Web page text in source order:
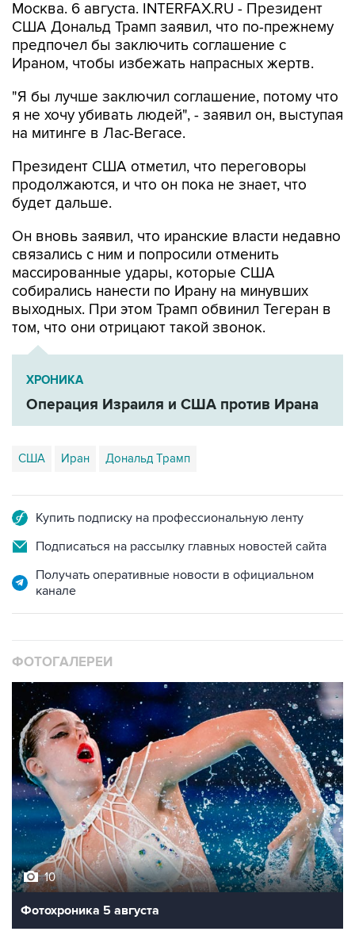
Москва. 6 августа. INTERFAX.RU - Президент
США Дональд Трамп заявил, что по-прежнему
предпочел бы заключить соглашение с
Ираном, чтобы избежать напрасных жертв.
"Я бы лучше заключил соглашение, потому что
я не хочу убивать людей", - заявил он, выступая
на митинге в Лас-Вегасе.
Президент США отметил, что переговоры
продолжаются, и что он пока не знает, что
будет дальше.
Он вновь заявил, что иранские власти недавно
связались с ним и попросили отменить
массированные удары, которые США
собирались нанести по Ирану на минувших
выходных. При этом Трамп обвинил Тегеран в
том, что они отрицают такой звонок.
ХРОНИКА
Операция Израиля и США против Ирана
США Иран Дональд Трамп
Купить подписку на профессиональную ленту
Подписаться на рассылку главных новостей сайта
Получать оперативные новости в официальном
канале
ФОТОГАЛЕРЕИ
10
Фотохроника 5 августа